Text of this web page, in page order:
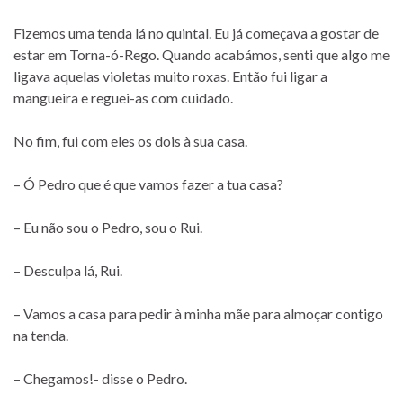
Fizemos uma tenda lá no quintal. Eu já começava a gostar de
estar em Torna-ó-Rego. Quando acabámos, senti que algo me
ligava aquelas violetas muito roxas. Então fui ligar a
mangueira e reguei-as com cuidado.
No fim, fui com eles os dois à sua casa.
– Ó Pedro que é que vamos fazer a tua casa?
– Eu não sou o Pedro, sou o Rui.
– Desculpa lá, Rui.
– Vamos a casa para pedir à minha mãe para almoçar contigo
na tenda.
– Chegamos!- disse o Pedro.